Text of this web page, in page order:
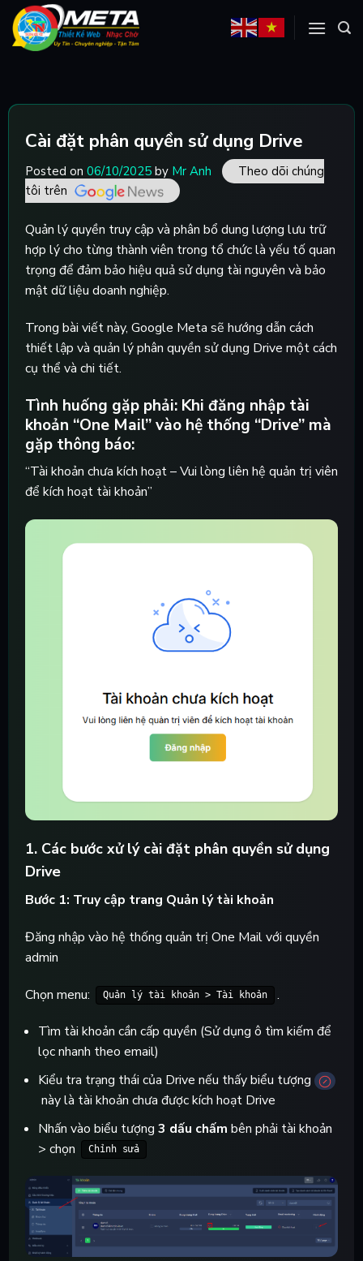
Skip
content
Cài đặt phân quyền sử dụng Drive
Posted on 06/10/2025by Mr Anh
Theo dõi chúng
tôi trên
Quản lý quyền truy cập và phân bổ dung lượng lưu trữ
hợp lý cho từng thành viên trong tổ chức là yếu tố quan
trọng để đảm bảo hiệu quả sử dụng tài nguyên và bảo
mật dữ liệu doanh nghiệp.
Trong bài viết này, Google Meta sẽ hướng dẫn cách
thiết lập và quản lý phân quyền sử dụng Drive một cách
cụ thể và chi tiết.
Tình huống gặp phải: Khi đăng nhập tài
khoản “One Mail” vào hệ thống “Drive” mà
gặp thông báo:
“Tài khoản chưa kích hoạt – Vui lòng liên hệ quản trị viên
để kích hoạt tài khoản”
1. Các bước xử lý cài đặt phân quyền sử dụng
Drive
Bước 1: Truy cập trang Quản lý tài khoản
Đăng nhập vào hệ thống quản trị One Mail với quyền
admin
Chọn menu: Quản lý tài khoản > Tài khoản .
Tìm tài khoản cần cấp quyền (Sử dụng ô tìm kiếm để
lọc nhanh theo email)
Kiểu tra trạng thái của Drive nếu thấy biểu tượng
này là tài khoản chưa được kích hoạt Drive
Nhấn vào biểu tượng 3 dấu chấm bên phải tài khoản
> chọn
Chỉnh sửa